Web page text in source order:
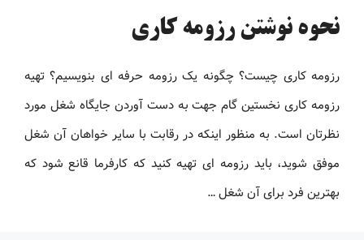
نحوه نوشتن رزومه کاری
رزومه کاری چیست؟ چگونه یک رزومه حرفه ای بنویسیم؟ تهیه
رزومه کاری نخستین گام جهت به دست آوردن جایگاه شغل مورد
نظرتان است. به منظور اینکه در رقابت با سایر خواهان آن شغل
موفق شوید، باید رزومه ‌ای تهیه کنید که کارفرما قانع شود که
بهترین فرد برای آن شغل …